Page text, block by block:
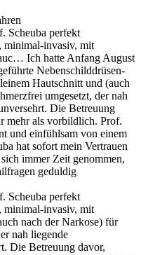
Scheuba perfekt
minimal-invasiv, mit
Ich hatte Anfang August
Nebenschilddrüsen-
Hautschnitt und (auch
umgesetzt, der nah
Die Betreuung
mehr als vorbildlich. Prof.
und einfühlsam von einem
hat sofort mein Vertrauen
immer Zeit genommen,
geduldig
Scheuba perfekt
minimal-invasiv, mit
nach der Narkose) für
nah liegende
Die Betreuung davor,